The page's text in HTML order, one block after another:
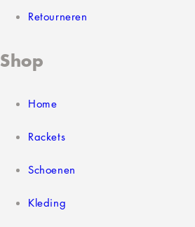
Retourneren
Shop
Home
Rackets
Schoenen
Kleding